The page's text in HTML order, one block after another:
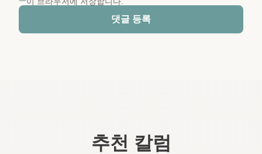
댓글 등록
추천 칼럼